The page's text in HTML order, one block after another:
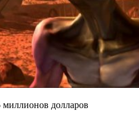
миллионов долларов